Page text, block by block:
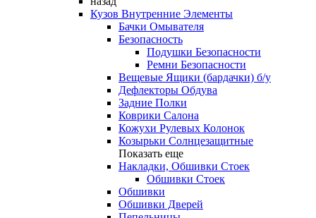
Кузов Внутренние Элементы
Бачки Омывателя
Безопасность
Подушки Безопасности
Ремни Безопасности
Вещевые Ящики (бардачки) б/у
Дефлекторы Обдува
Задние Полки
Коврики Салона
Кожухи Рулевых Колонок
Козырьки Солнцезащитные
Показать еще
Накладки, Обшивки Стоек
Обшивки Стоек
Обшивки
Обшивки Дверей